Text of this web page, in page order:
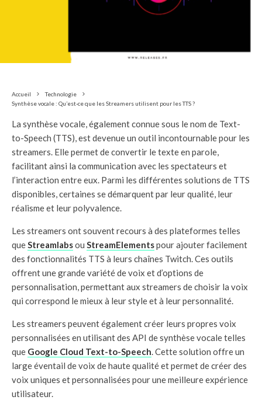
Accueil
Technologie
Synthèse vocale : Qu’est-ce que les Streamers utilisent pour les TTS ?
La synthèse vocale, également connue sous le nom de Text-
to-Speech (TTS), est devenue un outil incontournable pour les
streamers. Elle permet de convertir le texte en parole,
facilitant ainsi la communication avec les spectateurs et
l’interaction entre eux. Parmi les différentes solutions de TTS
disponibles, certaines se démarquent par leur qualité, leur
réalisme et leur polyvalence.
Les streamers ont souvent recours à des plateformes telles
queStreamlabsou StreamElementspour ajouter facilement
des fonctionnalités TTS à leurs chaînes Twitch. Ces outils
offrent une grande variété de voix et d’options de
personnalisation, permettant aux streamers de choisir la voix
qui correspond le mieux à leur style et à leur personnalité.
Les streamers peuvent également créer leurs propres voix
personnalisées en utilisant des API de synthèse vocale telles
que Google Cloud Text-to-Speech. Cette solution offre un
large éventail de voix de haute qualité et permet de créer des
voix uniques et personnalisées pour une meilleure expérience
utilisateur.